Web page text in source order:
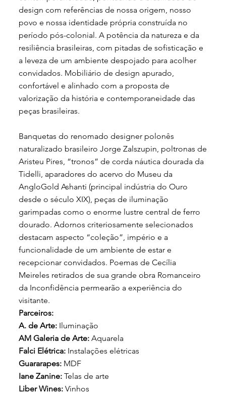
design com referências de nossa origem, nosso
povo e nossa identidade própria construída no
período pós-colonial. A potência da natureza e da
resiliência brasileiras, com pitadas de sofisticação e
a leveza de um ambiente despojado para acolher
convidados. Mobiliário de design apurado,
confortável e alinhado com a proposta de
valorização da história e contemporaneidade das
peças brasileiras.
Banquetas do renomado designer polonês
naturalizado brasileiro Jorge Zalszupin, poltronas de
Aristeu Pires, “tronos” de corda náutica dourada da
Tidelli, aparadores do acervo do Museu da
AngloGold Ashanti (principal indústria do Ouro
desde o século XIX), peças de iluminação
garimpadas como o enorme lustre central de ferro
dourado. Adornos criteriosamente selecionados
destacam aspecto “coleção”, império e a
funcionalidade de um ambiente de estar e
recepcionar convidados. Poemas de Cecília
Meireles retirados de sua grande obra Romanceiro
da Inconfidência permearão a experiência do
visitante.
Parceiros:
A. de Arte: Iluminação
AM Galeria de Arte: Aquarela
Falci Elétrica: Instalações elétricas
Guararapes: MDF
Iane Zanine: Telas de arte
Liber Wines: Vinhos